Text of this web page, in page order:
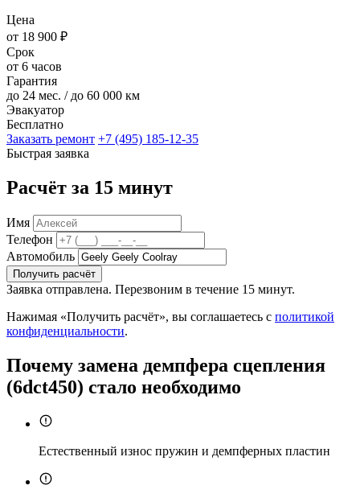
Цена
от 18 900 ₽
Срок
от 6 часов
Гарантия
до 24 мес. / до 60 000 км
Эвакуатор
Бесплатно
Заказать ремонт +7 (495) 185-12-35
Быстрая заявка
Расчёт за 15 минут
Имя
Телефон
Автомобиль
Получить расчёт
Заявка отправлена. Перезвоним в течение 15 минут.
Нажимая «Получить расчёт», вы соглашаетесь с политикой
конфиденциальности.
Почему замена демпфера сцепления
(6dct450) стало необходимо
Естественный износ пружин и демпферных пластин